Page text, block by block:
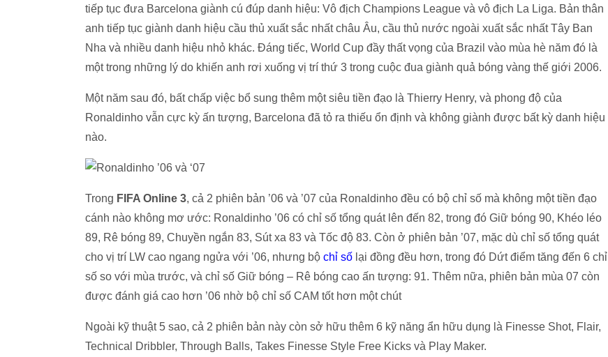
tiếp tục đưa Barcelona giành cú đúp danh hiệu: Vô địch Champions League và vô địch La Liga. Bản thân
anh tiếp tục giành danh hiệu cầu thủ xuất sắc nhất châu Âu, cầu thủ nước ngoài xuất sắc nhất Tây Ban
Nha và nhiều danh hiệu nhỏ khác. Đáng tiếc, World Cup đầy thất vọng của Brazil vào mùa hè năm đó là
một trong những lý do khiến anh rơi xuống vị trí thứ 3 trong cuộc đua giành quả bóng vàng thế giới 2006.
Một năm sau đó, bất chấp việc bổ sung thêm một siêu tiền đạo là Thierry Henry, và phong độ của
Ronaldinho vẫn cực kỳ ấn tượng, Barcelona đã tỏ ra thiếu ổn định và không giành được bất kỳ danh hiệu
nào.
Trong FIFA Online 3, cả 2 phiên bản ’06 và ’07 của Ronaldinho đều có bộ chỉ số mà không một tiền đạo
cánh nào không mơ ước: Ronaldinho ’06 có chỉ số tổng quát lên đến 82, trong đó Giữ bóng 90, Khéo léo
89, Rê bóng 89, Chuyền ngắn 83, Sút xa 83 và Tốc độ 83. Còn ở phiên bản ’07, mặc dù chỉ số tổng quát
cho vị trí LW cao ngang ngửa với ’06, nhưng bộ chỉ số lại đồng đều hơn, trong đó Dứt điểm tăng đến 6 chỉ
số so với mùa trước, và chỉ số Giữ bóng – Rê bóng cao ấn tượng: 91. Thêm nữa, phiên bản mùa 07 còn
được đánh giá cao hơn ’06 nhờ bộ chỉ số CAM tốt hơn một chút
Ngoài kỹ thuật 5 sao, cả 2 phiên bản này còn sở hữu thêm 6 kỹ năng ẩn hữu dụng là Finesse Shot, Flair,
Technical Dribbler, Through Balls, Takes Finesse Style Free Kicks và Play Maker.